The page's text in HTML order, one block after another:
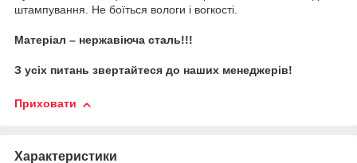
штампування. Не боїться вологи і вогкості.
Матеріал – нержавіюча сталь!!!
З усіх питань звертайтеся до наших менеджерів!
Приховати
Характеристики